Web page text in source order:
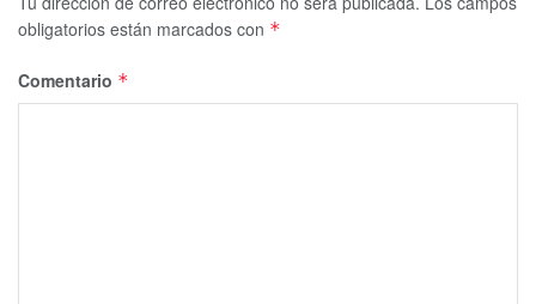
obligatorios están marcados con *
Comentario *